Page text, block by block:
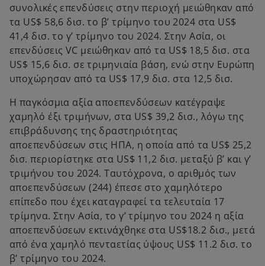
συνολικές επενδύσεις στην περιοχή μειώθηκαν από
τα US$ 58,6 δισ. το β’ τρίμηνο του 2024 στα US$
41,4 δισ. το γ’ τρίμηνο του 2024. Στην Ασία, οι
επενδύσεις VC μειώθηκαν από τα US$ 18,5 δισ. στα
US$ 15,6 δισ. σε τριμηνιαία βάση, ενώ στην Ευρώπη
υποχώρησαν από τα US$ 17,9 δισ. στα 12,5 δισ.
Η παγκόσμια αξία αποεπενδύσεων κατέγραψε
χαμηλό έξι τριμήνων, στα US$ 39,2 δισ., λόγω της
επιβράδυνσης της δραστηριότητας
απoεπενδύσεων στις ΗΠΑ, η οποία από τα US$ 25,2
δισ. περιορίστηκε στα US$ 11,2 δισ. μεταξύ β’ και γ’
τριμήνου του 2024. Ταυτόχρονα, ο αριθμός των
αποεπενδύσεων (244) έπεσε στο χαμηλότερο
επίπεδο που έχει καταγραφεί τα τελευταία 17
τρίμηνα. Στην Ασία, το γ’ τρίμηνο του 2024 η αξία
αποεπενδύσεων εκτινάχθηκε στα US$18.2 δισ., μετά
από ένα χαμηλό πενταετίας ύψους US$ 11.2 δισ. το
β’ τρίμηνο του 2024.